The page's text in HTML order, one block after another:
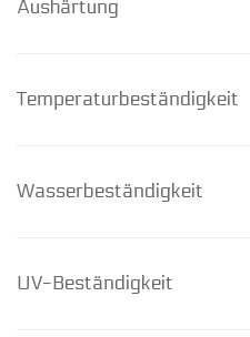
Aushärtung
Temperaturbeständigkeit
Wasserbeständigkeit
UV-Beständigkeit